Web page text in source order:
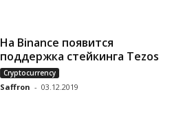
На Binance появится
поддержка стейкинга Tezos
Cryptocurrency
Saffron - 03.12.2019